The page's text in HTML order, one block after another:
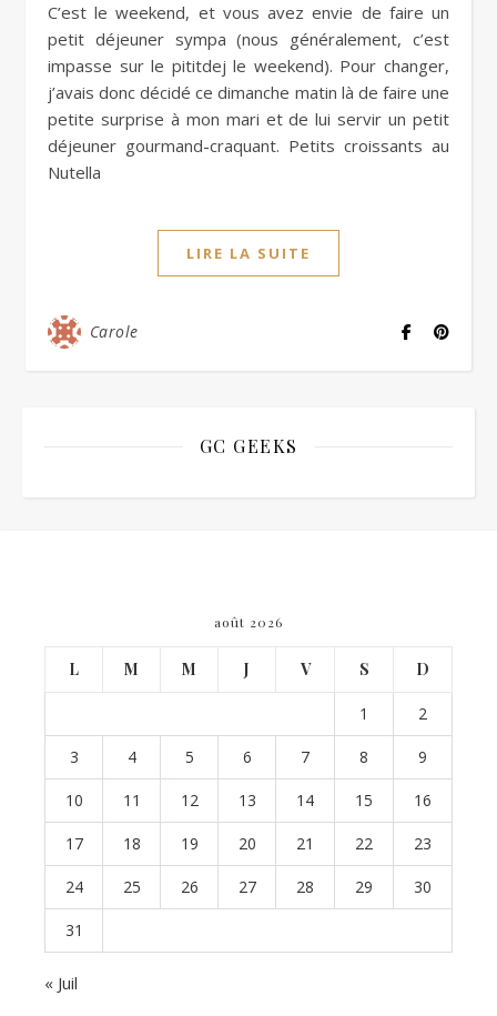
C’est le weekend, et vous avez envie de faire un
petit déjeuner sympa (nous généralement, c’est
impasse sur le pititdej le weekend). Pour changer,
j’avais donc décidé ce dimanche matin là de faire une
petite surprise à mon mari et de lui servir un petit
déjeuner gourmand-craquant. Petits croissants au
Nutella
LIRE LA SUITE
Carole
GC GEEKS
août 2026
L M M J V S D
1 2
3 4 5 6 7 8 9
10 11 12 13 14 15 16
17 18 19 20 21 22 23
24 25 26 27 28 29 30
31
« Juil